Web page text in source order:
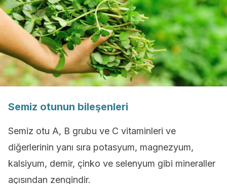
Semiz otunun bileşenleri
Semiz otu A, B grubu ve C vitaminleri ve
diğerlerinin yanı sıra potasyum, magnezyum,
kalsiyum, demir, çinko ve selenyum gibi mineraller
açısından zengindir.